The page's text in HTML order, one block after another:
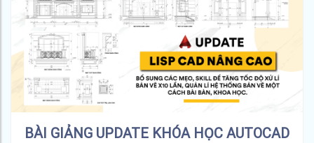
BÀI GIẢNG UPDATE KHÓA HỌC AUTOCAD